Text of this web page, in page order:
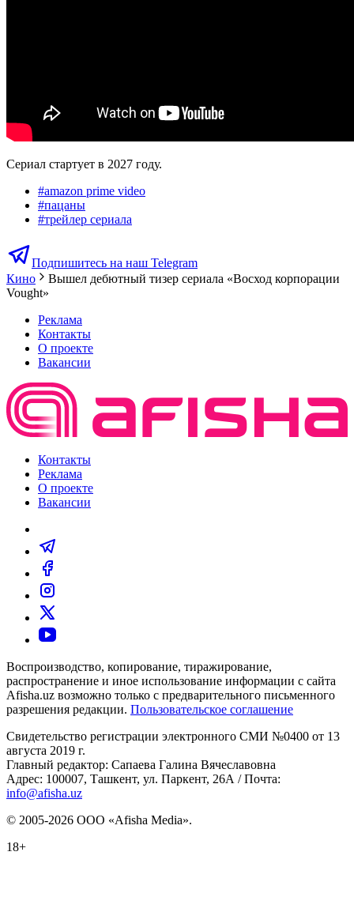
Сериал стартует в 2027 году.
#amazon prime video
#пацаны
#трейлер сериала
Подпишитесь на наш Telegram
Кино
Вышел дебютный тизер сериала «Восход корпорации
Vought»
Реклама
Контакты
О проекте
Вакансии
Контакты
Реклама
О проекте
Вакансии
Воспроизводство, копирование, тиражирование,
распространение и иное использование информации с сайта
Afisha.uz возможно только с предварительного письменного
разрешения редакции. Пользовательское соглашение
Свидетельство регистрации электронного СМИ №0400 от 13
августа 2019 г.
Главный редактор: Сапаева Галина Вячеславовна
Адрес: 100007, Ташкент, ул. Паркент, 26А / Почта:
info@afisha.uz
© 2005-2026 ООО «Afisha Media».
18+